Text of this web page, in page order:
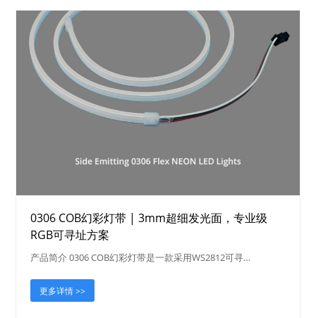
0306 COB幻彩灯带 | 3mm超细发光面，专业级
RGB可寻址方案
产品简介 0306 COB幻彩灯带是一款采用WS2812可寻…
更多详情 >>